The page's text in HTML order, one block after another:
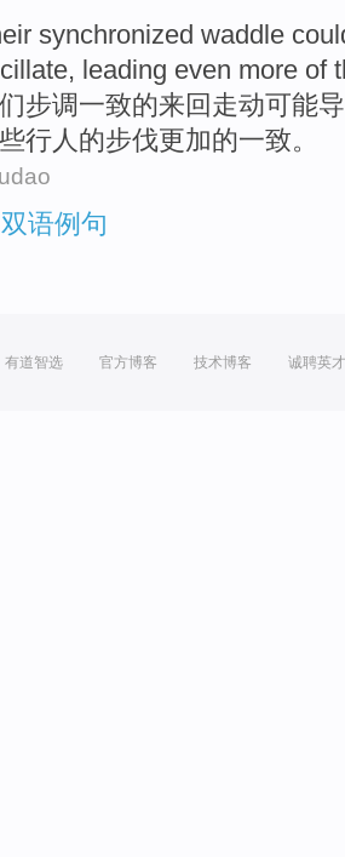
synchronized waddle
, leading even more of
步调一致的来回走动可能
行人的步伐更加的一致。
语例句
有道智选 官方博客 技术博客 诚聘英才